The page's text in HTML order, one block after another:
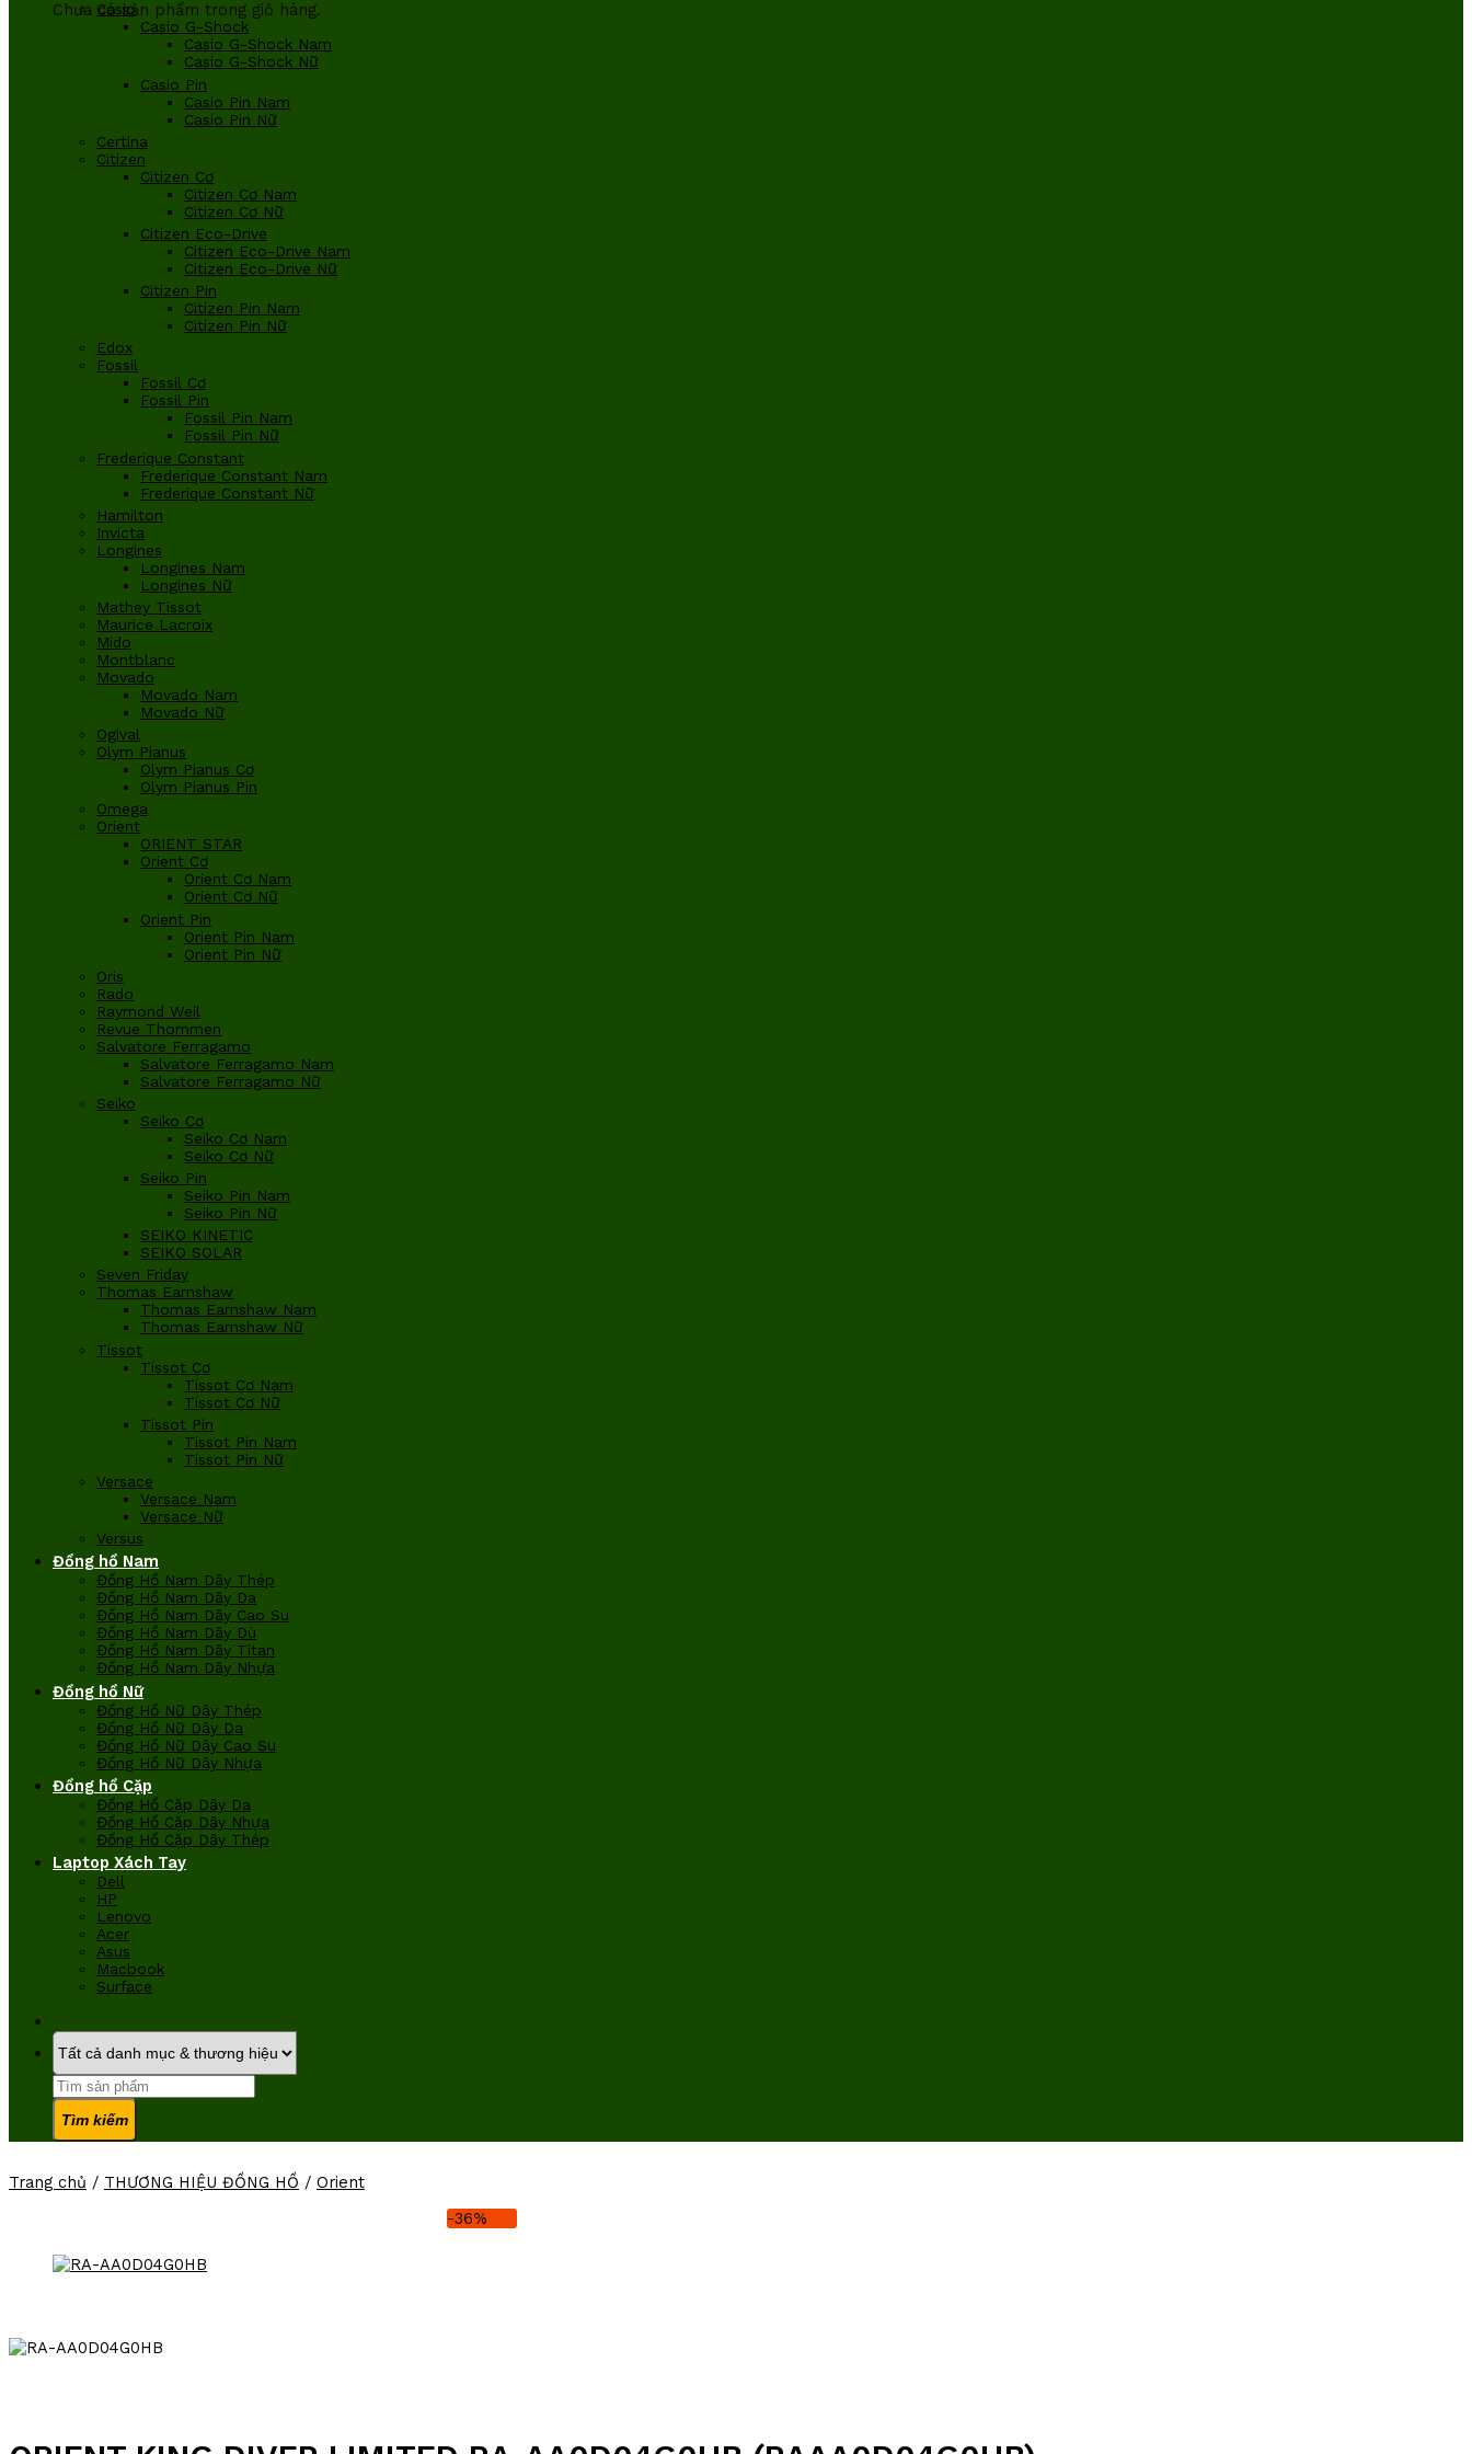
Chưa có sản phẩm trong giỏ hàng.
Casio
Casio G-Shock
Casio G-Shock Nam
Casio G-Shock Nữ
Casio Pin
Casio Pin Nam
Casio Pin Nữ
Certina
Citizen
Citizen Cơ
Citizen Cơ Nam
Citizen Cơ Nữ
Citizen Eco-Drive
Citizen Eco-Drive Nam
Citizen Eco-Drive Nữ
Citizen Pin
Citizen Pin Nam
Citizen Pin Nữ
Edox
Fossil
Fossil Cơ
Fossil Pin
Fossil Pin Nam
Fossil Pin Nữ
Frederique Constant
Frederique Constant Nam
Frederique Constant Nữ
Hamilton
Invicta
Longines
Longines Nam
Longines Nữ
Mathey Tissot
Maurice Lacroix
Mido
Montblanc
Movado
Movado Nam
Movado Nữ
Ogival
Olym Pianus
Olym Pianus Cơ
Olym Pianus Pin
Omega
Orient
ORIENT STAR
Orient Cơ
Orient Cơ Nam
Orient Cơ Nữ
Orient Pin
Orient Pin Nam
Orient Pin Nữ
Oris
Rado
Raymond Weil
Revue Thommen
Salvatore Ferragamo
Salvatore Ferragamo Nam
Salvatore Ferragamo Nữ
Seiko
Seiko Cơ
Seiko Cơ Nam
Seiko Cơ Nữ
Seiko Pin
Seiko Pin Nam
Seiko Pin Nữ
SEIKO KINETIC
SEIKO SOLAR
Seven Friday
Thomas Earnshaw
Thomas Earnshaw Nam
Thomas Earnshaw Nữ
Tissot
Tissot Cơ
Tissot Cơ Nam
Tissot Cơ Nữ
Tissot Pin
Tissot Pin Nam
Tissot Pin Nữ
Versace
Versace Nam
Versace Nữ
Versus
Đồng hồ Nam
Đồng Hồ Nam Dây Thép
Đồng Hồ Nam Dây Da
Đồng Hồ Nam Dây Cao Su
Đồng Hồ Nam Dây Dù
Đồng Hồ Nam Dây Titan
Đồng Hồ Nam Dây Nhựa
Đồng hồ Nữ
Đồng Hồ Nữ Dây Thép
Đồng Hồ Nữ Dây Da
Đồng Hồ Nữ Dây Cao Su
Đồng Hồ Nữ Dây Nhựa
Đồng hồ Cặp
Đồng Hồ Cặp Dây Da
Đồng Hồ Cặp Dây Nhựa
Đồng Hồ Cặp Dây Thép
Laptop Xách Tay
Dell
HP
Lenovo
Acer
Asus
Macbook
Surface
Tìm
kiếm:
Trang chủ / THƯƠNG HIỆU ĐỒNG HỒ / Orient
-36%